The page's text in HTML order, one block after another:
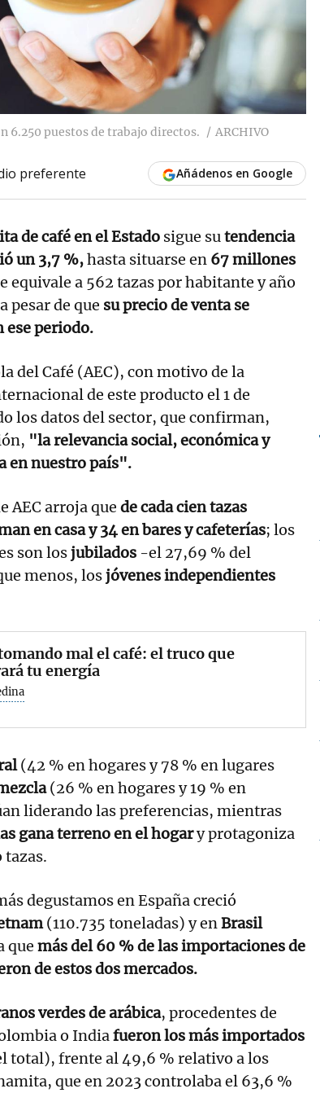
6.250 puestos de trabajo directos. ARCHIVO
preferente Añádenos en Google
de caféen el Estado sigue sutendencia
un 3,7 %,hasta situarse en 67 millones
equivale a 562 tazas por habitante y año
pesar de que su precio de venta se
ese periodo.
del Café (AEC), con motivo de la
de este producto el 1 de
los datos del sector, que confirman,
"la relevancia social, económica y
en nuestro país".
AEC arroja que de cada cien tazas
en casa y 34 en bares y cafeterías; los
son losjubilados -el 27,69 % del
menos, losjóvenes independientes
mal el café: el truco que
tu energía
(42 % en hogares y 78 % en lugares
(26 % en hogares y 19 % en
liderando las preferencias, mientras
gana terreno en el hogary protagoniza
tazas.
degustamos en España creció
(110.735 toneladas) y enBrasil
que más del 60 % de las importaciones de
de estos dos mercados.
verdes de arábica, procedentes de
o Indiafueron los más importados
total), frente al 49,6 % relativo a los
que en 2023 controlaba el 63,6 %